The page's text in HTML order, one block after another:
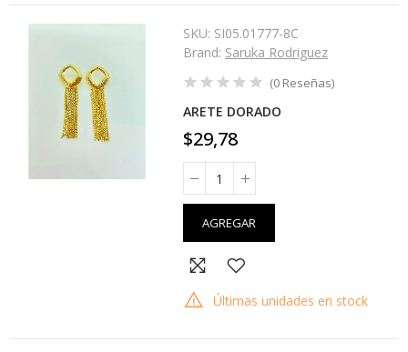
SKU: SI05.01777-8C
Brand: Saruka Rodriguez
(0 Reseñas)
ARETE DORADO
$29,78
AGREGAR
Últimas unidades en stock